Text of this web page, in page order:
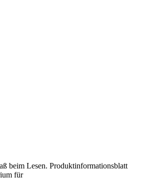
beim Lesen. Produktinformationsblatt
für